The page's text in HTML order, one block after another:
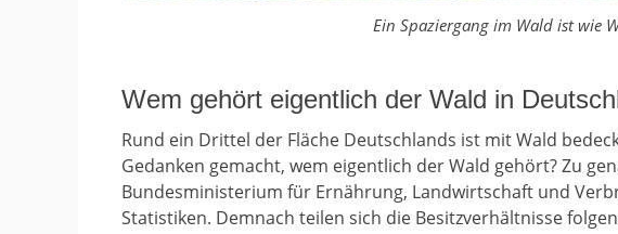
Ein Spaziergang im Wald ist wie
Wem gehört eigentlich der Wald in
Rund ein Drittel der Fläche Deutschlands ist mit Wald
Gedanken gemacht, wem eigentlich der Wald gehört? Zu
Bundesministerium für Ernährung, Landwirtschaft und
Statistiken. Demnach teilen sich die Besitzverhältnisse